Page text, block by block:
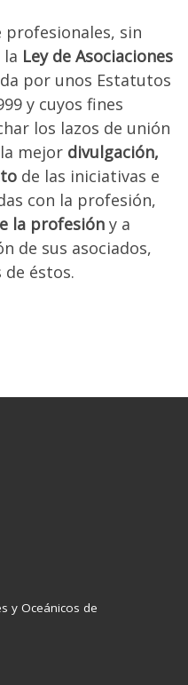
profesionales, sin
Ley de Asociaciones
por unos Estatutos
y cuyos fines
los lazos de unión
mejor divulgación,
de las iniciativas e
con la profesión,
la profesión y a
de sus asociados,
éstos.
y Oceánicos de